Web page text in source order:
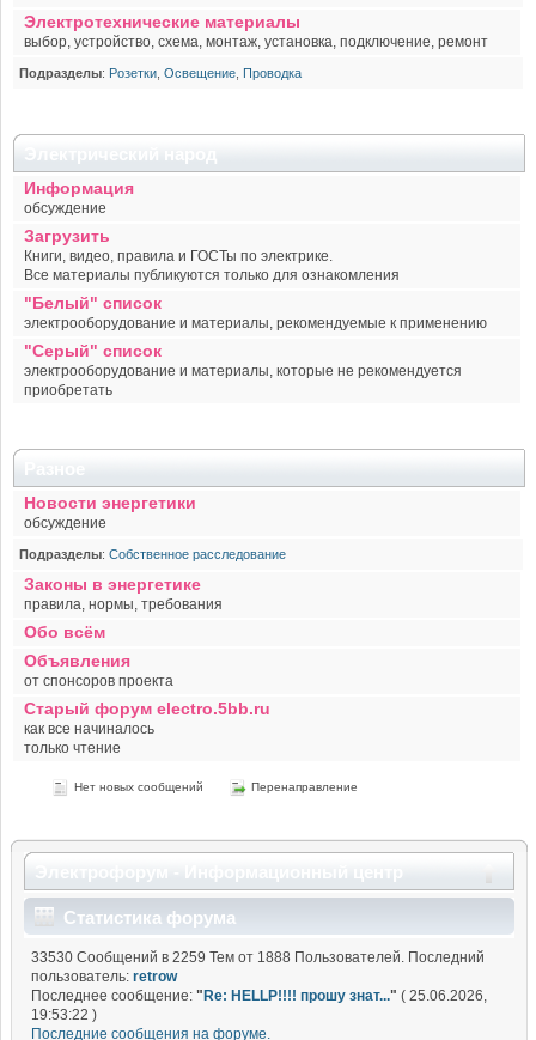
Электротехнические материалы
выбор, устройство, схема, монтаж, установка, подключение, ремонт
Подразделы: Розетки Освещение Проводка
Информация
обсуждение
Загрузить
Книги, видео, правила и ГОСТы по электрике.
Все материалы публикуются только для ознакомления
"Белый" список
электрооборудование и материалы, рекомендуемые к применению
"Серый" список
электрооборудование и материалы, которые не рекомендуется
приобретать
Новости энергетики
обсуждение
Подразделы: Собственное расследование
Законы в энергетике
правила, нормы, требования
Обо всём
Объявления
от спонсоров проекта
Старый форум electro.5bb.ru
как все начиналось
только чтение
Нет новых сообщений Перенаправление
Статистика форума
33530 Сообщений в 2259 Тем от 1888 Пользователей. Последний
пользователь:retrow
Последнее сообщение:"Re: HELLP!!!! прошу знат..." ( 25.06.2026,
19:53:22 )
Последние сообщения на форуме.